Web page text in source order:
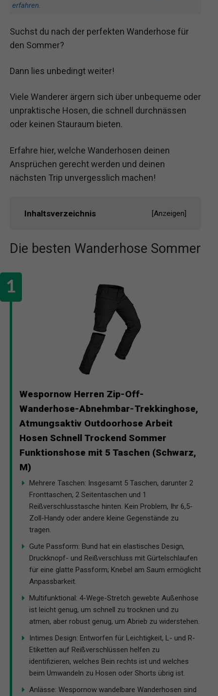
erfahren.
Suchst du nach der perfekten Wanderhose für
den Sommer?
Dann lies unbedingt weiter!
Viele Wanderer ärgern sich über unbequeme oder
unpraktische Hosen, die schnell durchnässen
oder keinen Stauraum bieten.
Erfahre hier, welche Wanderhosen deinen
Ansprüchen gerecht werden und deinen
nächsten Trip unvergesslich machen!
Inhaltsverzeichnis [Anzeigen]
Die besten Wanderhose Sommer
Wespornow Herren Zip-Off-
Wanderhose-Abnehmbar-Trekkinghose,
Atmungsaktiv Outdoorhose Arbeit
Hosen Schnell Trockend Sommer
Funktionshose mit 5 Taschen (Schwarz,
M)
Mehrere Taschen: Insgesamt 5 Taschen, darunter 2
Fronttaschen, 2 Seitentaschen und 1
Reißverschlusstasche hinten. Kein Problem, Ihr 6,5-
Zoll-Handy oder andere kleine Gegenstände zu
tragen.
Gute Passform: Bund hat ein elastisches Design,
Druckknopf- und Reißverschluss mit Gürtelschlaufen
für eine glatte Passform; Knebel am Saum ermöglicht
Anpassbarkeit.
Multifunktional: 4-Wege-Stretch gewebte Außenhose
ist leicht genug, um schnell zu trocknen und zu
atmen, aber robust genug, um Abrieb zu widerstehen.
Intimes Design: Entworfen für Leichtigkeit, L- und R-
Etiketten auf Reißverschlüssen helfen zu
identifizieren, welches Bein rechts ist und welches
beim Umwandeln zu Hosen oder Shorts übrig ist.
Anlässe: Wespornow wandelbare Wanderhosen sind